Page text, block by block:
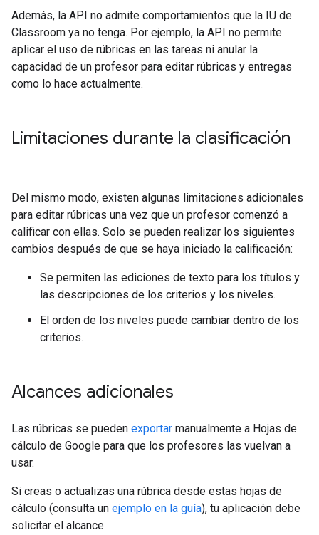
Además, la API no admite comportamientos que la IU de
Classroom ya no tenga. Por ejemplo, la API no permite
aplicar el uso de rúbricas en las tareas ni anular la
capacidad de un profesor para editar rúbricas y entregas
como lo hace actualmente.
Limitaciones durante la clasificación
Del mismo modo, existen algunas limitaciones adicionales
para editar rúbricas una vez que un profesor comenzó a
calificar con ellas. Solo se pueden realizar los siguientes
cambios después de que se haya iniciado la calificación:
Se permiten las ediciones de texto para los títulos y
las descripciones de los criterios y los niveles.
El orden de los niveles puede cambiar dentro de los
criterios.
Alcances adicionales
Las rúbricas se pueden exportar manualmente a Hojas de
cálculo de Google para que los profesores las vuelvan a
usar.
Si creas o actualizas una rúbrica desde estas hojas de
cálculo (consulta un ejemplo en la guía), tu aplicación debe
solicitar el alcance